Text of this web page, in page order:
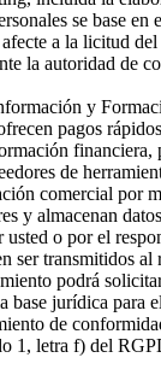
se base
a la licitud
la autoridad de
y
pagos
de
comercial por
y almacenan
o por el
ser transmitidos
podrá
jurídica para
de
letra f) del